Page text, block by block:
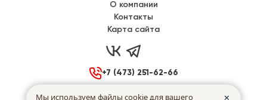
О компании
Контакты
Карта сайта
 
+7 (473) 251-62-66
Воронеж, Донбасская 40
Мы используем файлы cookie для вашего ✕